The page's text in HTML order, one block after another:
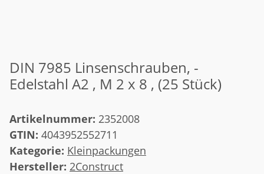
DIN 7985 Linsenschrauben, -
Edelstahl A2 , M 2 x 8 , (25 Stück)
Artikelnummer: 2352008
GTIN: 4043952552711
Kategorie: Kleinpackungen
Hersteller: 2Construct